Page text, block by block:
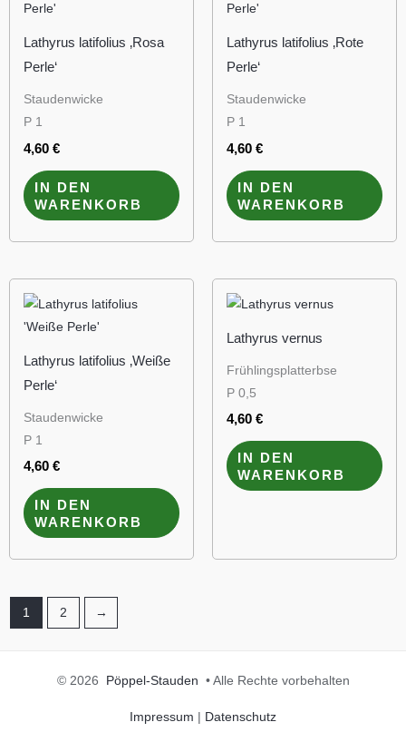
Lathyrus latifolius ‚Rosa
Perle‘
Staudenwicke
P 1
4,60 €
IN DEN
WARENKORB
Lathyrus latifolius ‚Rote
Perle‘
Staudenwicke
P 1
4,60 €
IN DEN
WARENKORB
Lathyrus latifolius ‚Weiße
Perle‘
Staudenwicke
P 1
4,60 €
IN DEN
WARENKORB
Lathyrus vernus
Frühlingsplatterbse
P 0,5
4,60 €
IN DEN
WARENKORB
1 2 →
© 2026 Pöppel-Stauden • Alle Rechte vorbehalten
Impressum Datenschutz